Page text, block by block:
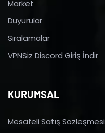
Market
Duyurular
Sıralamalar
VPNSiz Discord Giriş İndir
KURUMSAL
Mesafeli Satış Sözleşmesi